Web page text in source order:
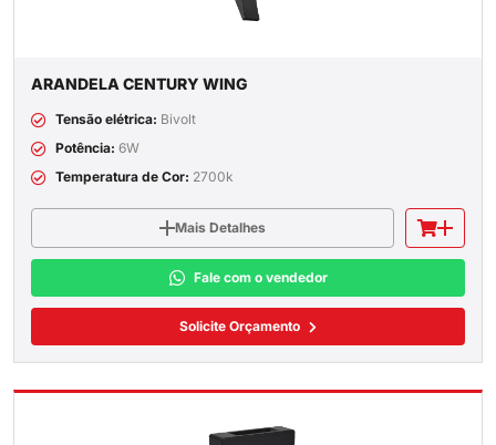
ARANDELA CENTURY WING
Tensão elétrica: Bivolt
Potência: 6W
Temperatura de Cor: 2700k
Mais Detalhes
Fale com o vendedor
Solicite Orçamento